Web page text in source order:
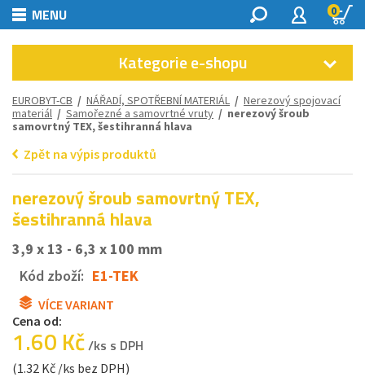
MENU 0
Kategorie e-shopu
EUROBYT-CB / NÁŘADÍ, SPOTŘEBNÍ MATERIÁL / Nerezový spojovací
materiál / Samořezné a samovrtné vruty / nerezový šroub
samovrtný TEX, šestihranná hlava
Zpět na výpis produktů
nerezový šroub samovrtný TEX,
šestihranná hlava
3,9 x 13 - 6,3 x 100 mm
Kód zboží: E1-TEK
VÍCE VARIANT
Cena od:
1.60 Kč/ks s DPH
(1.32 Kč /ks bez DPH)